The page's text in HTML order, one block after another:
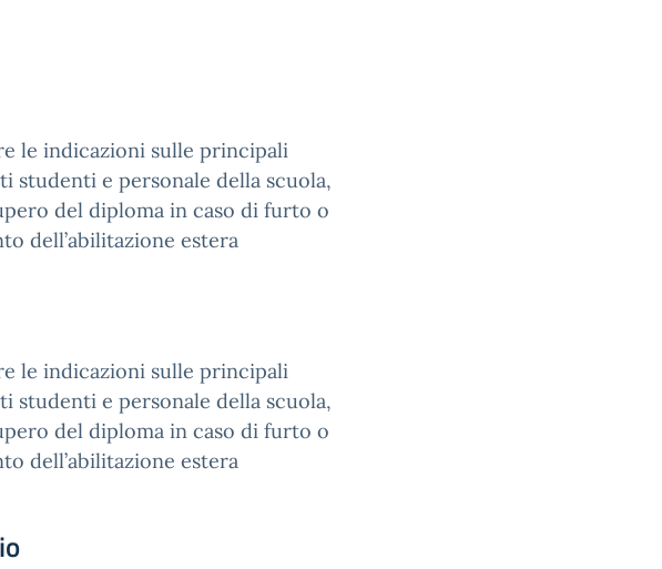
le indicazioni sulle principali
studenti e personale della scuola,
del diploma in caso di furto o
dell’abilitazione estera
le indicazioni sulle principali
studenti e personale della scuola,
del diploma in caso di furto o
dell’abilitazione estera